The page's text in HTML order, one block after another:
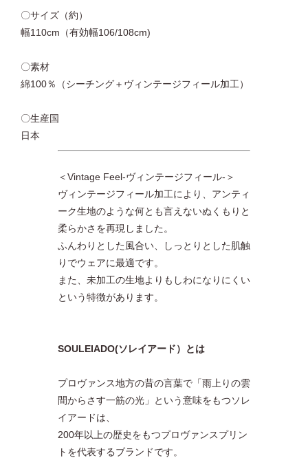
〇サイズ（約）
幅110cm（有効幅106/108cm)
〇素材
綿100％（シーチング＋ヴィンテージフィール加工）
〇生産国
日本
＜Vintage Feel-ヴィンテージフィール-＞
ヴィンテージフィール加工により、アンティ
ーク生地のような何とも言えないぬくもりと
柔らかさを再現しました。
ふんわりとした風合い、しっとりとした肌触
りでウェアに最適です。
また、未加工の生地よりもしわになりにくい
という特徴があります。
SOULEIADO(ソレイアード）とは
プロヴァンス地方の昔の言葉で「雨上りの雲
間からさす一筋の光」という意味をもつソレ
イアードは、
200年以上の歴史をもつプロヴァンスプリン
トを代表するブランドです。